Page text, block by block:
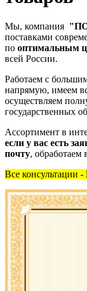
Мы, компания
поставками
по оптимальным
всей России.
Работаем с
напрямую, имеем
осуществляем
государственных
Ассортимент в
если у вас есть
почту, обработаем
Все консультации -